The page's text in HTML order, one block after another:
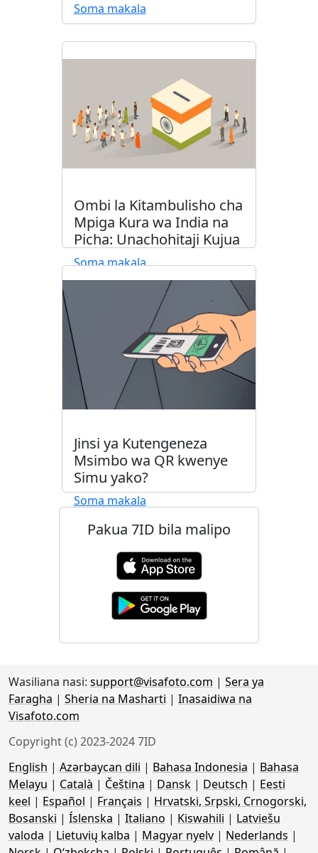
Soma makala
Ombi la Kitambulisho cha
Mpiga Kura wa India na
Picha: Unachohitaji Kujua
Soma makala
Jinsi ya Kutengeneza
Msimbo wa QR kwenye
Simu yako?
Soma makala
Pakua 7ID bila malipo
Wasiliana nasi: support@visafoto.com | Sera ya
Faragha | Sheria na Masharti | Inasaidiwa na
Visafoto.com
Copyright (c) 2023-2024 7ID
English | Azərbaycan dili | Bahasa Indonesia | Bahasa
Melayu | Català | Čeština | Dansk | Deutsch | Eesti
keel | Español | Français | Hrvatski, Srpski, Crnogorski,
Bosanski | Íslenska | Italiano | Kiswahili | Latviešu
valoda | Lietuvių kalba | Magyar nyelv | Nederlands |